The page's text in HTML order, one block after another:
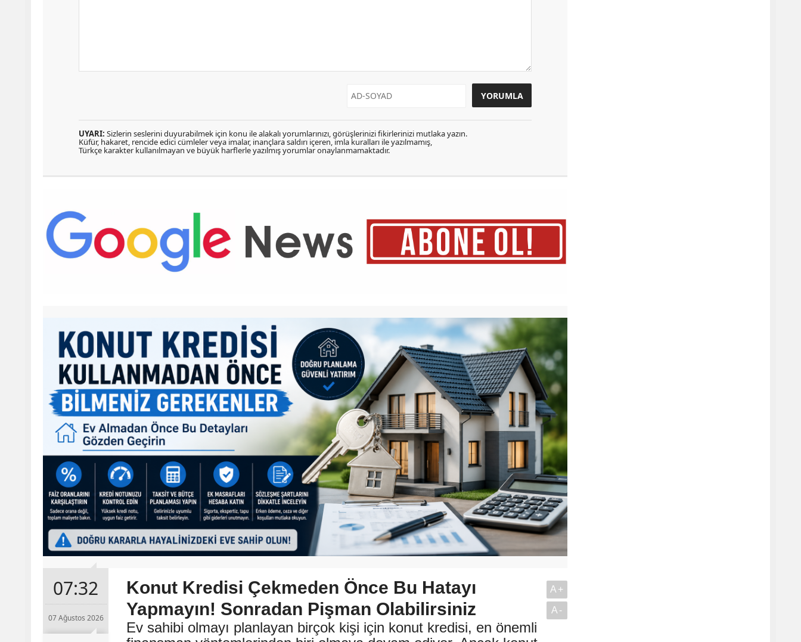
UYARI: Sizlerin seslerini duyurabilmek için konu ile alakalı yorumlarınızı, görüşlerinizi fikirlerinizi mutlaka yazın.
Küfür, hakaret, rencide edici cümleler veya imalar, inançlara saldırı içeren, imla kuralları ile yazılmamış,
Türkçe karakter kullanılmayan ve büyük harflerle yazılmış yorumlar onaylanmamaktadır.
07:32
07 Ağustos 2026
Konut Kredisi Çekmeden Önce Bu Hatayı
Yapmayın! Sonradan Pişman Olabilirsiniz
Ev sahibi olmayı planlayan birçok kişi için konut kredisi, en önemli
A+
A-